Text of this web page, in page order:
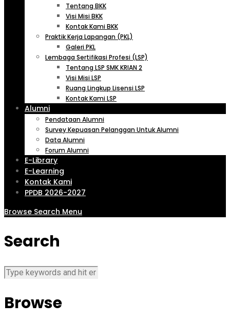
Tentang BKK
Visi Misi BKK
Kontak Kami BKK
Praktik Kerja Lapangan (PKL)
Galeri PKL
Lembaga Sertifikasi Profesi (LSP)
Tentang LSP SMK KRIAN 2
Visi Misi LSP
Ruang Lingkup Lisensi LSP
Kontak Kami LSP
Alumni
Pendataan Alumni
Survey Kepuasan Pelanggan Untuk Alumni
Data Alumni
Forum Alumni
E-Library
E-Learning
Kontak Kami
PPDB 2026-2027
Browse Search Menu
Search
Browse